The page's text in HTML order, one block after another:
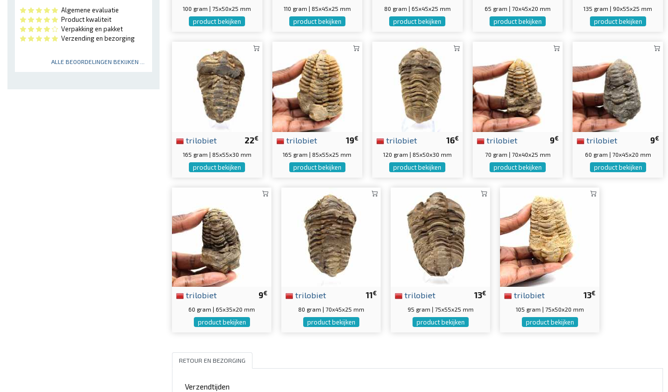
Algemene evaluatie
Product kwaliteit
Verpakking en pakket
Verzending en bezorging
ALLE BEOORDELINGEN BEKIJKEN ...
100 gram | 75x50x25 mm
product bekijken
110 gram | 85x45x25 mm
product bekijken
80 gram | 65x45x25 mm
product bekijken
65 gram | 70x45x20 mm
product bekijken
135 gram | 90x55x25 mm
product bekijken
22€
trilobiet
165 gram | 85x55x30 mm
product bekijken
19€
trilobiet
165 gram | 85x55x25 mm
product bekijken
16€
trilobiet
120 gram | 85x50x30 mm
product bekijken
9€
trilobiet
70 gram | 70x40x25 mm
product bekijken
9€
trilobiet
60 gram | 70x45x20 mm
product bekijken
9€
trilobiet
60 gram | 65x35x20 mm
product bekijken
11€
trilobiet
80 gram | 70x45x25 mm
product bekijken
13€
trilobiet
95 gram | 75x55x25 mm
product bekijken
13€
trilobiet
105 gram | 75x50x20 mm
product bekijken
RETOUR EN BEZORGING
Verzendtijden